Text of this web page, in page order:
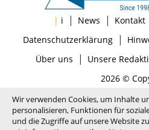
| i | News | Kontakt
Datenschutzerklärung|
Über uns | Unsere
2026 ©
Wir verwenden Cookies, um Inhalte
personalisieren, Funktionen für
und die Zugriffe auf unsere Website